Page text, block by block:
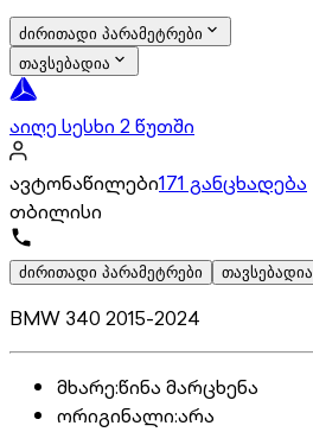
ძირითადი პარამეტრები
თავსებადია
აიღე სესხი 2 წუთში
ავტონაწილები171 განცხადება
თბილისი
ძირითადი პარამეტრები თავსებადია
BMW 340 2015-2024
მხარე:წინა მარცხენა
ორიგინალი:არა